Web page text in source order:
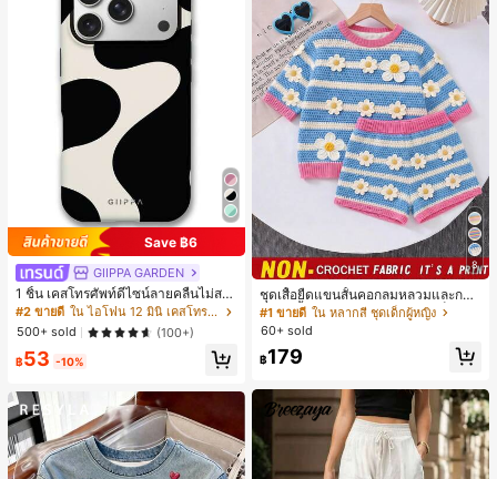
Save ฿6
GIIPPA GARDEN
1 ชิ้น เคสโทรศัพท์ดีไซน์ลายคลื่นไม่สม
มาตรสำหรับ Phone 17 Pro Max, เหม
าะสำหรับ Phone 16 Pro Max, 15 Pro
Max, 14 Pro Max, เคสโทรศัพท์สไตล์เ
กาหลีและน่าสนใจ, เข้ากันได้กับ 11/12/
13/14/15/16 Pro Max Plus, ดีไซน์หรู
ขวัญในอุดมคติสำหรับคริสต์มาส, วันว
าเลนไทน์, อีสเตอร์, ฤดูแต่งงานและวันเ
กิดสำหรับแฟนสาว
#2 ขายดี
ใน ไอโฟน 12 มินิ เคสโทรศัพท์แฟชั่น
500+ sold
(100+)
฿53 -10%
8
ชุดเสื้อยืดแขนสั้นคอกลมหลวมและกาง
เกงขาสั้นไบค์เกอร์รัดรูปสำหรับเด็กผู้ห
ญิง สไตล์มินิมอล เหมาะสำหรับฤดูใบไ
#1 ขายดี ใน หลากสี ชุดเด็กผู้หญิง
60+ sold
฿179